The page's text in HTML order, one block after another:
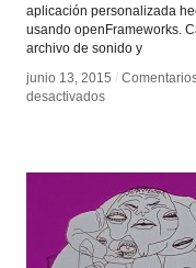
aplicación personalizada
usando openFrameworks.
archivo de sonido y
junio 13, 2015 /
desactivadosen
junio 13, 2015 /
desactivadosen